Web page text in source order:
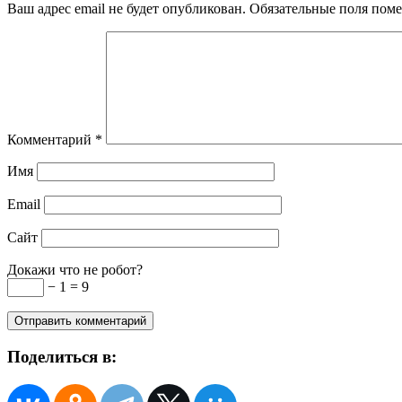
Ваш адрес email не будет опубликован. Обязательные поля
Комментарий *
Имя
Email
Сайт
Докажи что не робот?
− 1 = 9
Поделиться в: